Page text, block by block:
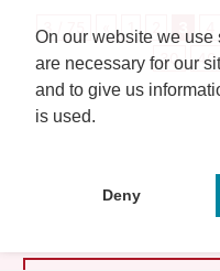
3 / 75
30
40
On our website we
are necessary for our
and to give us
is used.
Deny